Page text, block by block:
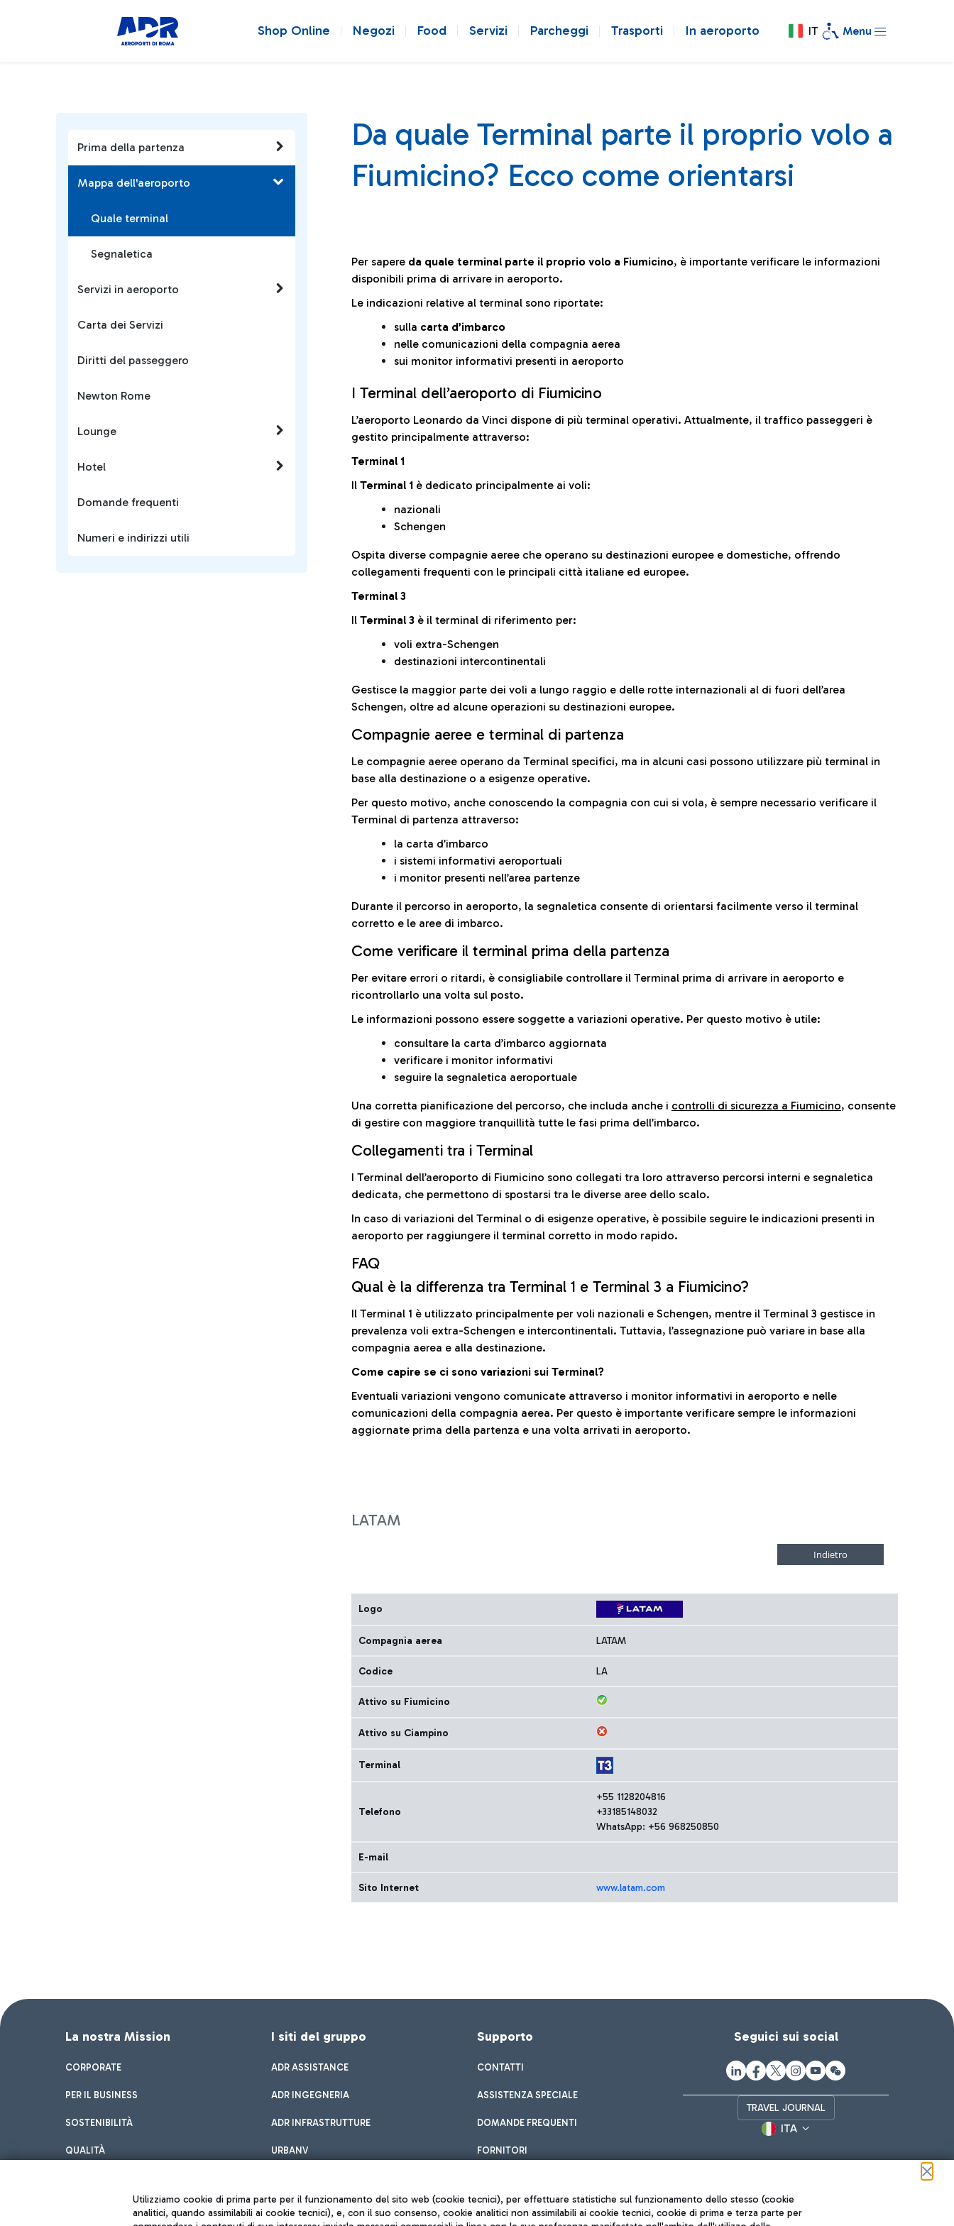
Shop Online Negozi Food Servizi Parcheggi Trasporti In aeroporto IT Menu
Prima della partenza
Mappa dell'aeroporto
Quale terminal
Segnaletica
Servizi in aeroporto
Carta dei Servizi
Diritti del passeggero
Newton Rome
Lounge
Hotel
Domande frequenti
Numeri e indirizzi utili
Da quale Terminal parte il proprio volo a
Fiumicino? Ecco come orientarsi
Per sapere da quale terminal parte il proprio volo a Fiumicino, è importante verificare le informazioni
disponibili prima di arrivare in aeroporto.
Le indicazioni relative al terminal sono riportate:
sulla carta d’imbarco
nelle comunicazioni della compagnia aerea
sui monitor informativi presenti in aeroporto
I Terminal dell’aeroporto di Fiumicino
L’aeroporto Leonardo da Vinci dispone di più terminal operativi. Attualmente, il traffico passeggeri è
gestito principalmente attraverso:
Terminal 1
Il Terminal 1 è dedicato principalmente ai voli:
nazionali
Schengen
Ospita diverse compagnie aeree che operano su destinazioni europee e domestiche, offrendo
collegamenti frequenti con le principali città italiane ed europee.
Terminal 3
Il Terminal 3 è il terminal di riferimento per:
voli extra-Schengen
destinazioni intercontinentali
Gestisce la maggior parte dei voli a lungo raggio e delle rotte internazionali al di fuori dell’area
Schengen, oltre ad alcune operazioni su destinazioni europee.
Compagnie aeree e terminal di partenza
Le compagnie aeree operano da Terminal specifici, ma in alcuni casi possono utilizzare più terminal in
base alla destinazione o a esigenze operative.
Per questo motivo, anche conoscendo la compagnia con cui si vola, è sempre necessario verificare il
Terminal di partenza attraverso:
la carta d’imbarco
i sistemi informativi aeroportuali
i monitor presenti nell’area partenze
Durante il percorso in aeroporto, la segnaletica consente di orientarsi facilmente verso il terminal
corretto e le aree di imbarco.
Come verificare il terminal prima della partenza
Per evitare errori o ritardi, è consigliabile controllare il Terminal prima di arrivare in aeroporto e
ricontrollarlo una volta sul posto.
Le informazioni possono essere soggette a variazioni operative. Per questo motivo è utile:
consultare la carta d’imbarco aggiornata
verificare i monitor informativi
seguire la segnaletica aeroportuale
Una corretta pianificazione del percorso, che includa anche i controlli di sicurezza a Fiumicino, consente
di gestire con maggiore tranquillità tutte le fasi prima dell’imbarco.
Collegamenti tra i Terminal
I Terminal dell’aeroporto di Fiumicino sono collegati tra loro attraverso percorsi interni e segnaletica
dedicata, che permettono di spostarsi tra le diverse aree dello scalo.
In caso di variazioni del Terminal o di esigenze operative, è possibile seguire le indicazioni presenti in
aeroporto per raggiungere il terminal corretto in modo rapido.
FAQ
Qual è la differenza tra Terminal 1 e Terminal 3 a Fiumicino?
Il Terminal 1 è utilizzato principalmente per voli nazionali e Schengen, mentre il Terminal 3 gestisce in
prevalenza voli extra-Schengen e intercontinentali. Tuttavia, l’assegnazione può variare in base alla
compagnia aerea e alla destinazione.
Come capire se ci sono variazioni sui Terminal?
Eventuali variazioni vengono comunicate attraverso i monitor informativi in aeroporto e nelle
comunicazioni della compagnia aerea. Per questo è importante verificare sempre le informazioni
aggiornate prima della partenza e una volta arrivati in aeroporto.
LATAM
Logo
Compagnia aerea LATAM
Codice LA
Attivo su Fiumicino
Attivo su Ciampino
Terminal
Telefono
+55 1128204816
+33185148032
WhatsApp: +56 968250850
E-mail
Sito Internet www.latam.com
La nostra Mission
CORPORATE
PER IL BUSINESS
SOSTENIBILITÀ
QUALITÀ
I siti del gruppo
ADR ASSISTANCE
ADR INGEGNERIA
ADR INFRASTRUTTURE
URBANV
Supporto
CONTATTI
ASSISTENZA SPECIALE
DOMANDE FREQUENTI
FORNITORI
Seguici sui social
TRAVEL JOURNAL
ITA
Utilizziamo cookie di prima parte per il funzionamento del sito web (cookie tecnici), per effettuare statistiche sul funzionamento dello stesso (cookie
analitici, quando assimilabili ai cookie tecnici), e, con il suo consenso, cookie analitici non assimilabili ai cookie tecnici, cookie di prima e terza parte per